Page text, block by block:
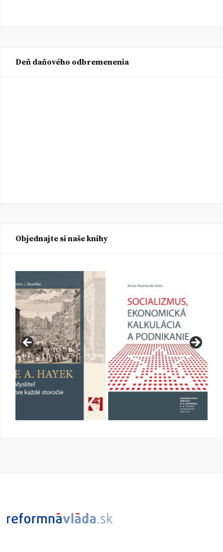
Deň daňového odbremenenia
Objednajte si naše knihy